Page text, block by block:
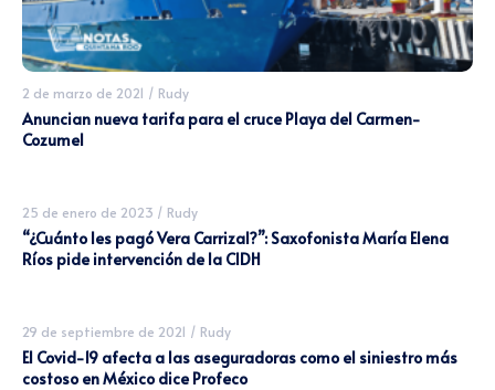
2 de marzo de 2021 / Rudy
Anuncian nueva tarifa para el cruce Playa del Carmen-
Cozumel
25 de enero de 2023 / Rudy
“¿Cuánto les pagó Vera Carrizal?”: Saxofonista María Elena
Ríos pide intervención de la CIDH
29 de septiembre de 2021 / Rudy
El Covid-19 afecta a las aseguradoras como el siniestro más
costoso en México dice Profeco